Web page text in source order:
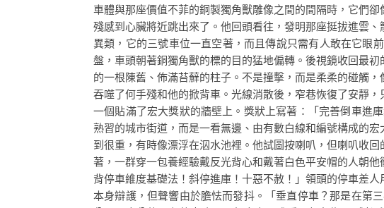
車體與那座價值不菲的銅製獨角獸雕像之間的間隔時，它們
殘感到心臟將近跳出來了。他回頭看往，發明那座挺拔進雲
異類，它的三號車位一直空著，而且傳說只需有人敢在它眼
盤，車頭朝著銅獨角獸的標的目的猛地偏轉。後視鏡收回最
的一根陳舊、佈滿苔蘚的柱子。不是撞擊，而是柔柔的碰觸
吞噬了何手殘和他的掀背車。光線消散後，窄巷恢復了安靜
一個貼滿了宏大獎狀的牆壁上。獎狀上寫著：「完善倒車
熟習的城市街道，而是一看無邊、由有數白線和編號構成的
到很重，有時像漂浮在泅水池裡。他試圖按喇叭，但喇叭收
著，一群穿一包養經驗戴反光背心和戴著白色平安帽的人朝
背停車維度基礎法！斜停進庫！十惡不赦！」領頭的停車差
本身辯護，但聲響由於膽怯而發抖。「垂直停車？那是在